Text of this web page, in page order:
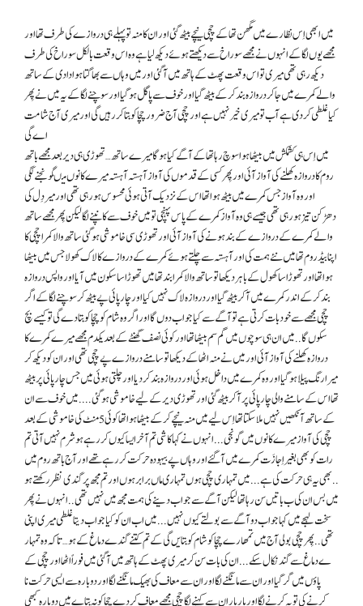
میں ابھی اِس نظارے میں مگھن تھا کے چچی نیچے بیٹھ گئی اور ان کا منہ تو پہلے ہی دروازے کی طرف تھا اور
مجھے یوں لگا کے انہوں نے مجھے سوراخ سے دیکھتے ہوئے دیکھ لیا ہے وہ اس وقعت بالکل سوراخ کی طرف
دیکھ رہی تھی میری تو اس وقعت پھٹ کے ہاتھ میں آ گئی اور میں وہاں سے بھاگتا ہوا دادی کے ساتھ
والے کمرے میں جا کر دروازہ بند کر کے بیٹھ گیا اور خوف سے پاگل ہو گیا اور سوچنے لگا كے یہ میں نے پِھر
کیا غلطی کر دی ہے آب تو میری خیر نہیں ہے اور چچی آج ضرور چچا کو بتا کر رہیں گی اور میری آج شامت
اے گی
میں اِس ہی کشمکش میں بیٹھا ہوا سوچ رہا تھا کے آگے کیا ہو گا میرے ساتھ… تھوڑی ہی دیر بعد مجھے باتھ
روم کا دروازہ کھلنے کی آواز آئی اور پِھر کسی کے قدموں کی آواز آہستہ آہستہ میرے کانوں میںگونجنے لگی
اور وہ آواز جس کمرے میں بیٹھ ہوا تھا اس کے نزدیک آتی ہوئی محسوس ہو رہی تھی اور میر دِل کی
دھڑکن تیز ہو رہی تھی جیسے ہی وہ آواز کمرے کے پاس پہنچی تو میں خوف سےکانپنے لگا لیکن پِھر مجھے ساتھ
والے کمرے کے دروازے کے بند ہونے کی آواز آئی اور تھوڑی سی خاموشی ہو گئی ساتھ والا کمرا چچی کا
اپنا بیڈروم تھا میں نئے ہمت کی اور آہستہ سے چلتے ہوئے کمرے کے دروازے کا لاک کھولا جس میں بیٹھا
ہوا تھا اور تھوڑا سا کھول کے باہر دیکھا تو ساتھ والا کمرا بند تھا میں تھوڑا سا سکون میں آیا اور واپس دروازہ
بند کر کے اندر کمرے میں آ کر بیٹھ گیا اور دروازہ لاک نہیں کیا اور چار پائی پے بیٹھ کر سوچنے لگا کے اگر
چچی مجھے سے خود بات کرتی ہے تو آگے سے کیا جواب دوں گا اور اگر وہ شام کو چچا کو بتا دے گی تو کیسے بچ
سکوں گا..میں ان ہی سوچوں میں گم سم بیٹھا تھا اور کوئی نصف گھنٹے کے بعد یکدم مجھے میرے کمرے کا
دروازہ کھلنے کی آواز آئی اور میں نے منہ اٹھا کے دیکھا تو سامنے دروازے پے چچی تھی اور ان کو دیکھ کر
میرا رنگ پیلا ہو گیا اور وہ کمرے میں داخل ہوئی اور دروازہ بند کر دیا اور چلتی ہوئی میں جس چار پائی پر بیٹھ
تھا اس کے سامنے والی چار پائی پر آ کر بیٹھ گئی اور تھوڑی دیر کے لیے خاموشی ہو گئی . . . . میں خوف سے ان
کے ساتھ آنکھیں نہیں ملا سکتا تھا اِس لیے میں منہ نیچے کر کے بیٹھا ہوا تھا کوئی 5 منٹ کی خاموشی کے بعد
چچی کی آواز میرے کانوں میں گونجی . . . انہوں نے کہا کا شی تم آخر ایسا کیوں کر رہے ہو شرم نہیں آتی تم
رات کو بھی بغیر اِجازَت کمرے میں آ گئے اور وہاں پے بیہودہ حرکت کر رہے تھے اور آج باتھ روم میں
بھی یہ ہی حرکت کی ہے . . . میں تمہاری چچی ہوں تمہاری ماں برابر ہوں اور تم مجھ پر گندی نظر رکھتے ہو..
میں بس ان کی ب باتیں سن رہا تھا لیکن آگے سے جواب دینے کی ہمت مجھ میں نہیں تھی . . انہوں نے پِھر
سخت لہجے میں کہا جواب دو آگے سے بولتے کیوں نہیں . . . میں اب ان کو کیا جواب دیتا غلطی میری اپنی
تھی . . پِھر چچی بولی آج میں تمھارے چچا کو شام کو بتا یں گی کے تم کتنے گندے دماغ کے ہو… تا کہ وہ تمہار
ے دماغ سے گند نکال سکے . . . ان کی بات سن کر میری پھٹ کے ہاتھ میں آ گئی میں فوراً اٹھا اور چچی کے
پاؤں میں گر گیا اور ان سے مانگنے لگا اور ان سے معاف کی بھیک مانگنے لگا اور دوبارہ سے ایسی حرکت نا
کرنے کی توبہ کرنے لگا اور بار بار ان سے کہنے لگا چچی مجھے معاف کر دے چچا کو نہ بتا ےمیں دوبارہ کبھی